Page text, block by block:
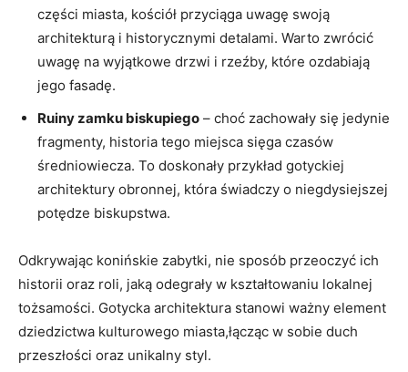
‍części miasta, kościół przyciąga uwagę swoją
architekturą i historycznymi detalami. Warto zwrócić ​
uwagę na ⁤wyjątkowe drzwi i rzeźby,‍ które ozdabiają
‍jego fasadę.
Ruiny zamku biskupiego – ⁢choć zachowały ⁣się jedynie
fragmenty, historia tego miejsca sięga czasów
‍średniowiecza. To doskonały ‌przykład gotyckiej
architektury obronnej, która świadczy o ​niegdysiejszej
⁤potędze biskupstwa.
Odkrywając konińskie zabytki, ⁤nie sposób przeoczyć ich⁣
historii oraz⁢ roli, jaką odegrały‍ w kształtowaniu lokalnej
‍tożsamości. ⁣Gotycka architektura stanowi ważny element⁣
dziedzictwa kulturowego miasta,łącząc w sobie duch
przeszłości oraz unikalny styl.